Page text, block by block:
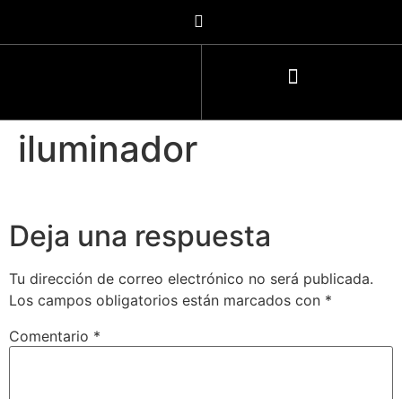
iluminador
Deja una respuesta
Tu dirección de correo electrónico no será publicada.
Los campos obligatorios están marcados con *
Comentario *